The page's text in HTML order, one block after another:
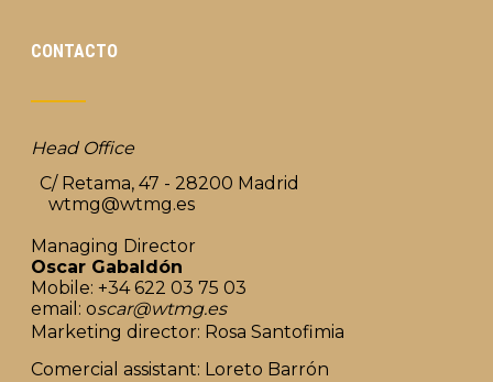
CONTACTO
Head Office
C/ Retama, 47 - 28200 Madrid
wtmg@wtmg.es
Managing Director
Oscar Gabaldón
Mobile: +34 622 03 75 03
email: oscar@wtmg.es
Marketing director: Rosa Santofimia
Comercial assistant: Loreto Barrón